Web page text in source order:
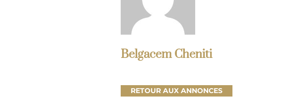
Belgacem Cheniti
RETOUR AUX ANNONCES